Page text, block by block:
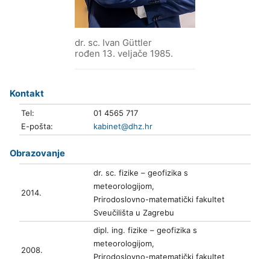
dr. sc. Ivan Güttler
rođen 13. veljače 1985.
Kontakt
Tel:
E-pošta:
01 4565 717
kabinet@dhz.hr
Obrazovanje
2014.
dr. sc. fizike – geofizika s
meteorologijom,
Prirodoslovno-matematički fakultet
Sveučilišta u Zagrebu
2008.
dipl. ing. fizike – geofizika s
meteorologijom,
Prirodoslovno-matematički fakultet